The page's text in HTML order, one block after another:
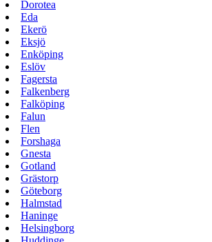
Dorotea
Eda
Ekerö
Eksjö
Enköping
Eslöv
Fagersta
Falkenberg
Falköping
Falun
Flen
Forshaga
Gnesta
Gotland
Grästorp
Göteborg
Halmstad
Haninge
Helsingborg